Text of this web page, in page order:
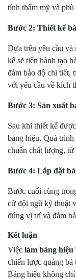
tính thẩm mỹ và
Bước 2: Thiết kế
Dựa trên yêu cầu và
kế sẽ tiến hành tạo
đảm bảo độ chi tiết,
với yêu cầu về kích
Bước 3: Sản xuất
Sau khi thiết kế
bảng hiệu. Quá trình
chuẩn chất lượng, từ
Bước 4: Lắp đặt
Bước cuối cùng
cử đội ngũ kỹ thuật
đúng vị trí và đảm
Kết luận
Việc làm bảng
chiến lược quảng bá
Bảng hiệu không